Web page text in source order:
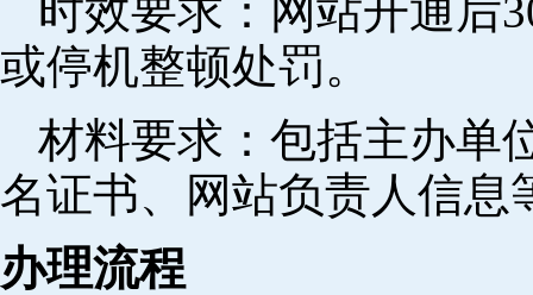
时效要求：网站开通后
或停机整顿处罚。
材料要求：包括主办单
名证书、网站负责人信息
办理流程